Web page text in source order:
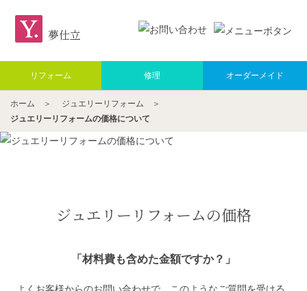
夢仕立
リフォーム 修理 オーダーメイド
ホーム ＞ ジュエリーリフォーム ＞
ジュエリーリフォームの価格について
ジュエリーリフォームの価格
「材料費も含めた金額ですか？」
よくお客様からのお問い合わせで、このようなご質問を受ける